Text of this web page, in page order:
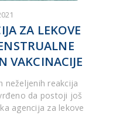
ZA LEKOVE
VAKCINACIJE
neželjenih reakcija
da postoji još
agencija za lekove